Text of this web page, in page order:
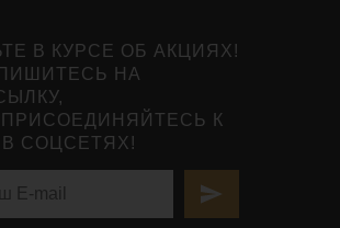
В КУРСЕ ОБ АКЦИЯХ!
НА
К
СОЦСЕТЯХ!